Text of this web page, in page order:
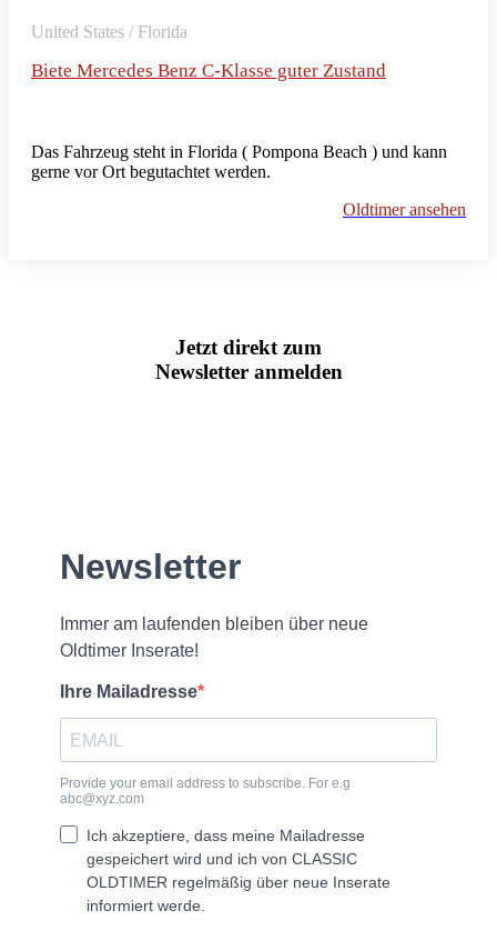
United States / Florida
Biete Mercedes Benz C-Klasse guter Zustand
Das Fahrzeug steht in Florida ( Pompona Beach ) und kann
gerne vor Ort begutachtet werden.
Oldtimer ansehen
Jetzt direkt zum
Newsletter anmelden